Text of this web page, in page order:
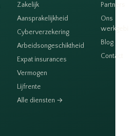
Zakelijk
Aansprakelijkheid
Cyberverzekering
Arbeidsongeschiktheid
Expat insurances
Vermogen
Lijfrente
Alle diensten →
Partners
Ons
Blog
Contact